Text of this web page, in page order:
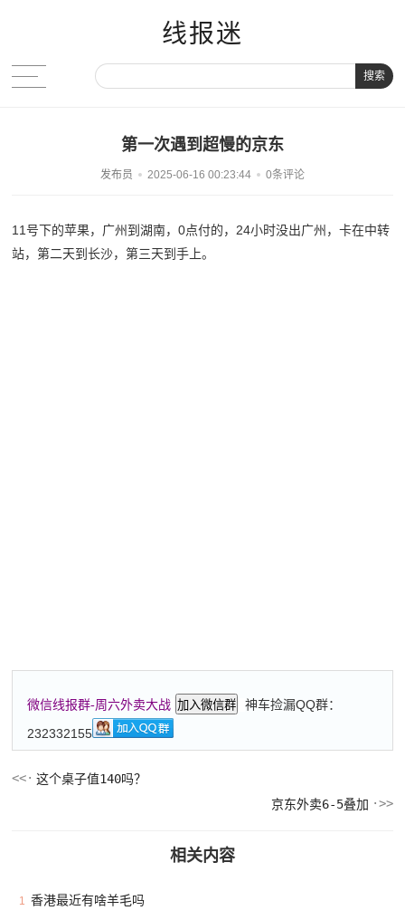
线报迷
搜索
第一次遇到超慢的京东
发布员 2025-06-16 00:23:44 0条评论
11号下的苹果，广州到湖南，0点付的，24小时没出广州，卡在中转
站，第二天到长沙，第三天到手上。
微信线报群-周六外卖大战 加入微信群
神车捡漏QQ群：
232332155
这个桌子值140吗？
京东外卖6-5叠加
相关内容
1 香港最近有啥羊毛吗